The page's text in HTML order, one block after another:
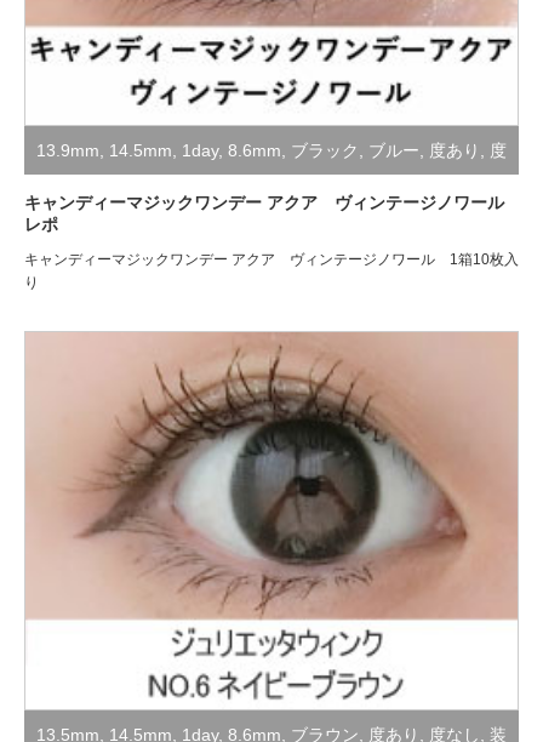
13.9mm 14.5mm 1day, 8.6mm ブラック ブルー 度あり 度
なし,装着レポ
キャンディーマジックワンデー アクア ヴィンテージノワール
レポ
キャンディーマジックワンデー アクア ヴィンテージノワール 1箱10枚入
り
13.5mm 14.5mm 1day, 8.6mm ブラウン 度あり 度なし 装